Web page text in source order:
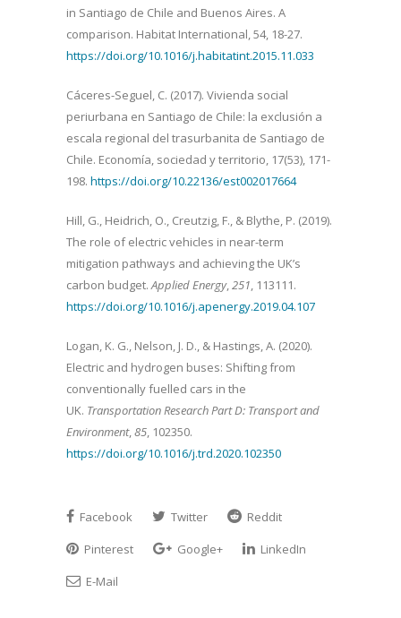
in Santiago de Chile and Buenos Aires. A
comparison. Habitat International, 54, 18-27.
https://doi.org/10.1016/j.habitatint.2015.11.033
Cáceres-Seguel, C. (2017). Vivienda social
periurbana en Santiago de Chile: la exclusión a
escala regional del trasurbanita de Santiago de
Chile. Economía, sociedad y territorio, 17(53), 171-
198. https://doi.org/10.22136/est002017664
Hill, G., Heidrich, O., Creutzig, F., & Blythe, P. (2019).
The role of electric vehicles in near-term
mitigation pathways and achieving the UK’s
carbon budget.Applied Energy,251, 113111.
https://doi.org/10.1016/j.apenergy.2019.04.107
Logan, K. G., Nelson, J. D., & Hastings, A. (2020).
Electric and hydrogen buses: Shifting from
conventionally fuelled cars in the
UK. Transportation Research Part D: Transport and
Environment,85, 102350.
https://doi.org/10.1016/j.trd.2020.102350
Facebook Twitter
Reddit
Pinterest
Google+
LinkedIn
E-Mail